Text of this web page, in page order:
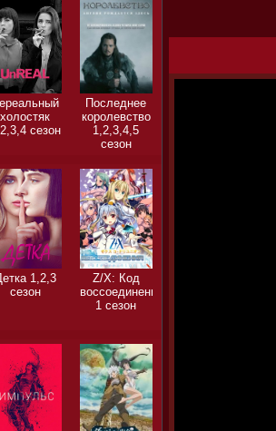
холостяк
сезон
Последнее
королевство
1,2,3,4,5
сезон
1,2,3
сезон
Z/X: Код
воссоединения
1 сезон